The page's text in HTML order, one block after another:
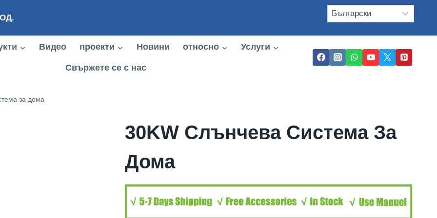
Видео проекти Новини относно Услуги
Свържете се с нас
за дома
30KW Слънчева Система За
Дома